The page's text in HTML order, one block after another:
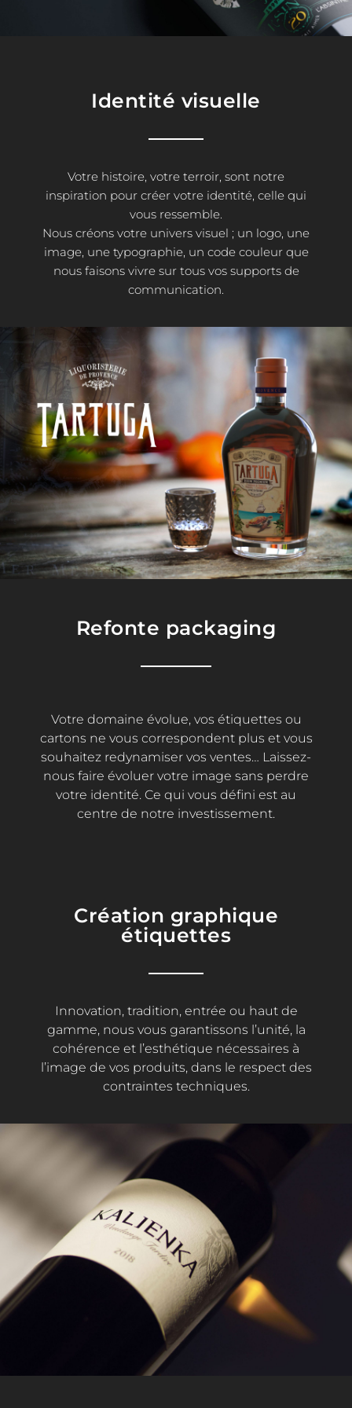
Identité visuelle
Votre histoire, votre terroir, sont notre
inspiration pour créer votre identité, celle qui
vous ressemble.
Nous créons votre univers visuel ; un logo, une
image, une typographie, un code couleur que
nous faisons vivre sur tous vos supports de
communication.
Refonte packaging
Votre domaine évolue, vos étiquettes ou
cartons ne vous correspondent plus et vous
souhaitez redynamiser vos ventes… Laissez-
nous faire évoluer votre image sans perdre
votre identité. Ce qui vous défini est au
centre de notre investissement.
Création graphique
étiquettes
Innovation, tradition, entrée ou haut de
gamme, nous vous garantissons l’unité, la
cohérence et l’esthétique nécessaires à
l’image de vos produits, dans le respect des
contraintes techniques.